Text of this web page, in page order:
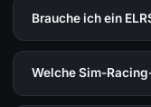
Brauche ich ein
Welche Sim-